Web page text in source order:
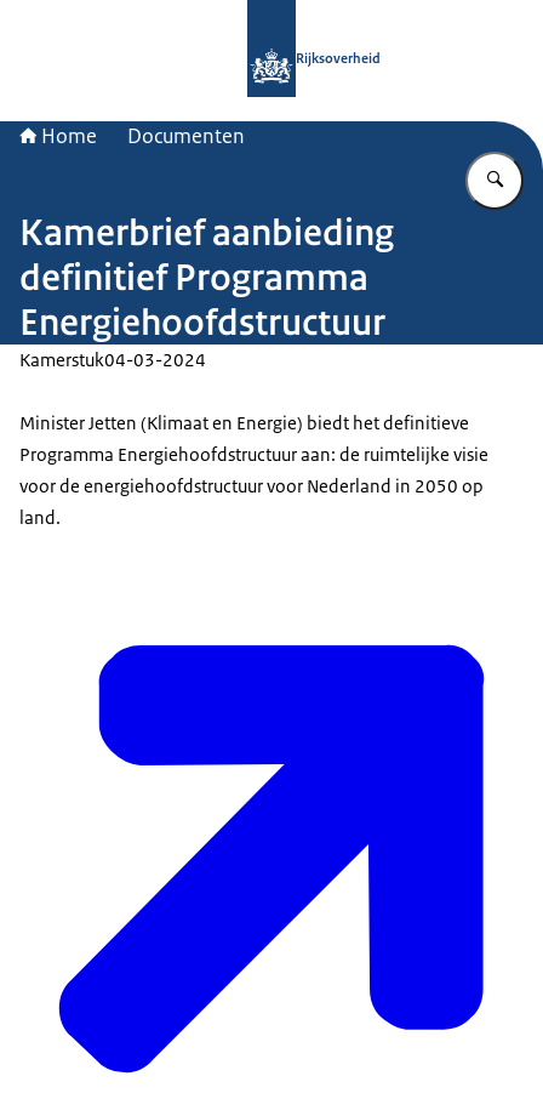
Rijksoverheid
Home Documenten
Kamerbrief aanbieding
definitief Programma
Energiehoofdstructuur
Kamerstuk04-03-2024
Minister Jetten (Klimaat en Energie) biedt het definitieve
Programma Energiehoofdstructuur aan: de ruimtelijke visie
voor de energiehoofdstructuur voor Nederland in 2050 op
land.